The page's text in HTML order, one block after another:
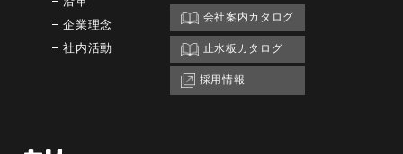
企業理念
社内活動
会社案内カタログ
止水板カタログ
採用情報